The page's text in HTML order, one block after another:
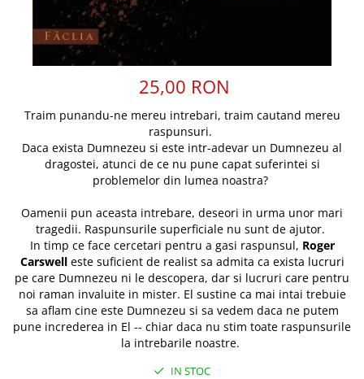
Viata crestina
Rugaciune
Eseuri
Cresterea copiilor
Femei
Relatii
Viata de familie
Harfe / Partituri
Instrumente pastorale
Consiliere
Despre biserica
Predici/ Schite de predici
Jocuri
Limba Română
Magneti
Foarte puternici
Pentru birou
Pentru copii
Obiecte decorative
Oglinda
Pix+Semn de carte
Portofel
Sibiu
Alte suveniruri
Magneti
Suport pahar
Tablouri
Magneti
Suport pahar
Timisoara
Alte suveniruri
Carti postale
Jurnale
Magneti
25,00 RON
Traim punandu-ne mereu intrebari, traim cautand mereu
raspunsuri.
Daca exista Dumnezeu si este intr-adevar un Dumnezeu al
dragostei, atunci de ce nu pune capat suferintei si
problemelor din lumea noastra?
Oamenii pun aceasta intrebare, deseori in urma unor mari
tragedii. Raspunsurile superficiale nu sunt de ajutor.
In timp ce face cercetari pentru a gasi raspunsul, Roger
Carswelleste suficient de realist sa admita ca exista lucruri
pe care Dumnezeu ni le descopera, dar si lucruri care pentru
noi raman invaluite in mister. El sustine ca mai intai trebuie
sa aflam cine este Dumnezeu si sa vedem daca ne putem
pune increderea in El -- chiar daca nu stim toate raspunsurile
la intrebarile noastre.
IN STOC